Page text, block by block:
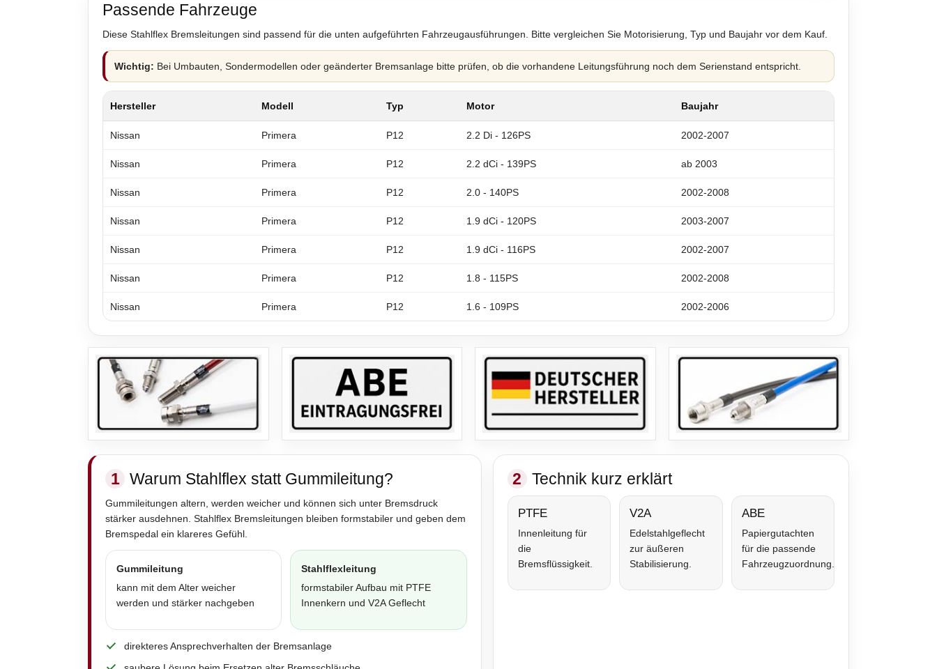
Passende Fahrzeuge
Diese Stahlflex Bremsleitungen sind passend für die unten aufgeführten Fahrzeugausführungen. Bitte vergleichen Sie Motorisierung, Typ und Baujahr vor dem Kauf.
Wichtig: Bei Umbauten, Sondermodellen oder geänderter Bremsanlage bitte prüfen, ob die vorhandene Leitungsführung noch dem Serienstand entspricht.
Hersteller Modell Typ Motor Baujahr
Nissan Primera P12 2.2 Di - 126PS 2002-2007
Nissan Primera P12 2.2 dCi - 139PS ab 2003
Nissan Primera P12 2.0 - 140PS 2002-2008
Nissan Primera P12 1.9 dCi - 120PS 2003-2007
Nissan Primera P12 1.9 dCi - 116PS 2002-2007
Nissan Primera P12 1.8 - 115PS 2002-2008
Nissan Primera P12 1.6 - 109PS 2002-2006
1 Warum Stahlflex statt Gummileitung?
Gummileitungen altern, werden weicher und können sich unter Bremsdruck
stärker ausdehnen. Stahlflex Bremsleitungen bleiben formstabiler und geben dem
Bremspedal ein klareres Gefühl.
Gummileitung
kann mit dem Alter weicher
werden und stärker nachgeben
Stahlflexleitung
formstabiler Aufbau mit PTFE
Innenkern und V2A Geflecht
direkteres Ansprechverhalten der Bremsanlage
2 Technik kurz erklärt
PTFE
Innenleitung für
die
Bremsflüssigkeit.
V2A
Edelstahlgeflecht
zur äußeren
Stabilisierung.
ABE
Papiergutachten
für die passende
Fahrzeugzuordnung.